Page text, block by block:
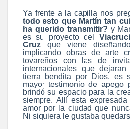
Ya frente a la capilla nos
todo esto que Martín tan
ha querido transmitir? y
es su proyecto del
Cruz que viene
implicando obras de arte
tovareños con las de
internacionales que
tierra bendita por Dios, es
mayor testimonio de
brindó su espacio para la
siempre. Allí esta
amor por la ciudad que
Ni siquiera le gustaba